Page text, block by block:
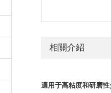
相關介紹
適用于高粘度和研磨性